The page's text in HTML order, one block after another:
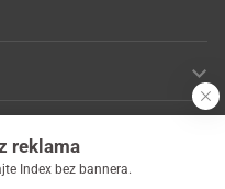
reklama
Index bez bannera.